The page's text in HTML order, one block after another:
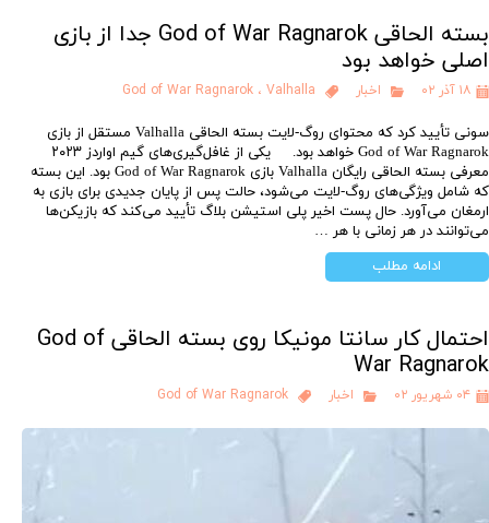
بسته الحاقی God of War Ragnarok جدا از بازی
اصلی خواهد بود
۱۸ آذر ۰۲ اخبار God of War Ragnarok ، Valhalla
سونی تأیید کرد که محتوای روگ-لایت بسته الحاقی Valhalla مستقل از بازی
God of War Ragnarok خواهد بود. یکی از غافل‌گیری‌های گیم اواردز ۲۰۲۳
معرفی بسته الحاقی رایگان Valhalla بازی God of War Ragnarok بود. این بسته
که شامل ویژگی‌های روگ-لایت می‌شود، حالت پس از پایان جدیدی برای بازی به
ارمغان می‌آورد. حال پست اخیر پلی استیشن بلاگ تأیید می‌کند که بازیکن‌ها
می‌توانند در هر زمانی با هر …
ادامه مطلب
احتمال کار سانتا مونیکا روی بسته الحاقی God of
War Ragnarok
۰۴ شهریور ۰۲ اخبار God of War Ragnarok